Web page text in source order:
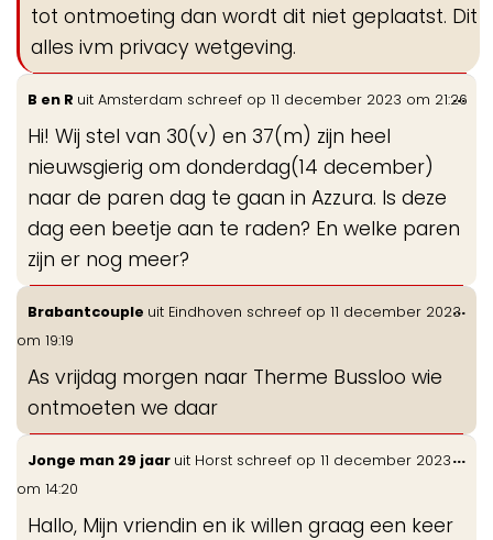
tot ontmoeting dan wordt dit niet geplaatst. Dit
alles ivm privacy wetgeving.
B en R uit Amsterdam schreef op 11 december 2023 om 21:26
Hi! Wij stel van 30(v) en 37(m) zijn heel
nieuwsgierig om donderdag(14 december)
naar de paren dag te gaan in Azzura. Is deze
dag een beetje aan te raden? En welke paren
zijn er nog meer?
...
Brabantcouple uit Eindhoven schreef op 11 december 2023
om 19:19
As vrijdag morgen naar Therme Bussloo wie
ontmoeten we daar
...
Jonge man 29 jaar uit Horst schreef op 11 december 2023
om 14:20
Hallo, Mijn vriendin en ik willen graag een keer
...